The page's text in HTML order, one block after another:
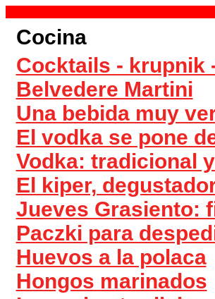
Cocina
Cocktails - krupnik
Belvedere Martini
Una bebida muy
El vodka se pone
Vodka: tradicional
El kiper,
Jueves Grasiento:
Paczki para
Huevos a la polaca
Hongos marinados